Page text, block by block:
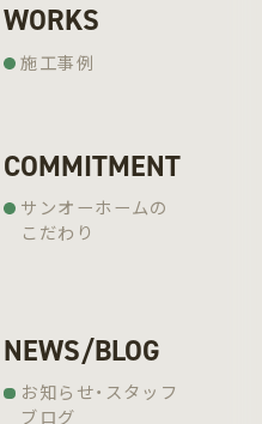
WORKS
施工事例
COMMITMENT
サンオーホームの
こだわり
NEWS/BLOG
お知らせ・スタッフ
ブログ